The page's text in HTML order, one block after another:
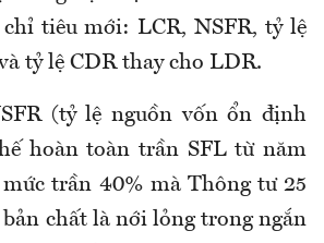
tiêu mới: LCR, NSFR, tỷ lệ
tỷ lệ CDR thay cho LDR.
(tỷ lệ nguồn vốn ổn định
hoàn toàn trần SFL từ năm
mức trần 40% mà Thông tư 25
chất là nới lỏng trong ngắn